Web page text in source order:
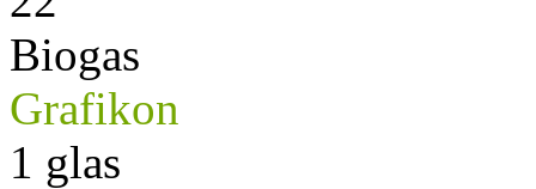
Biogas
Grafikon
1 glas